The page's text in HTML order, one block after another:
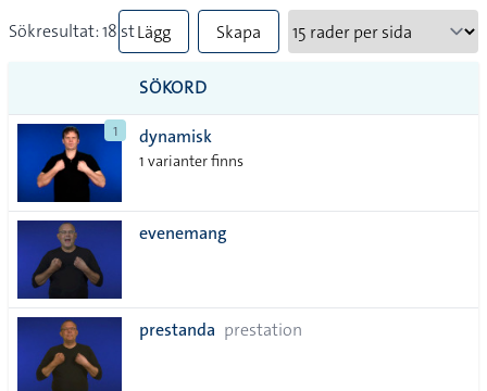
Sökresultat: 18 stLägg
till
alla i
lista
Skapa
SÖKORD
1 dynamisk
1 varianter finns
evenemang
prestanda prestation